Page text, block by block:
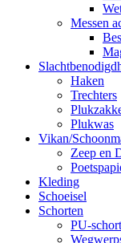
Messen
Haken
Trechters
Plukwas
Vikan/
Zeep en
Kleding
Schoeisel
Schorten
PU-